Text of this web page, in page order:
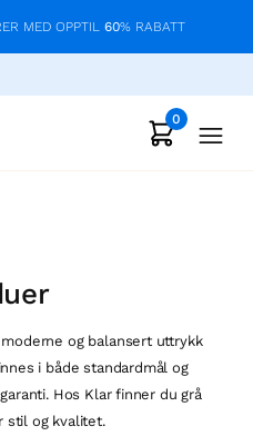
MED OPPTIL 60% RABATT
0
og balansert uttrykk
i både standardmål og
Hos Klar finner du grå
stil og kvalitet.